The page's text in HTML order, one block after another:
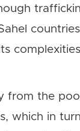
from the
which in